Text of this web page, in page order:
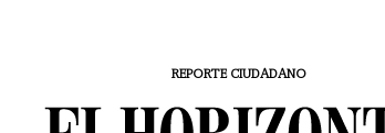
REPORTE CIUDADANO